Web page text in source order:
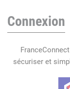
Connexion
sécuriser et